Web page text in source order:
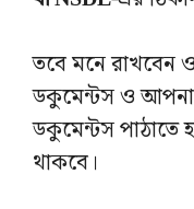
তবে মনে রাখবেন
ডকুমেন্টস ও
ডকুমেন্টস পাঠাতে
থাকবে।